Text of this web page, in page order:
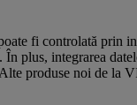
fi controlată prin
plus, integrarea
produse noi de